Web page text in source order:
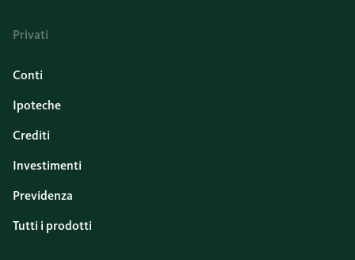
Privati
Conti
Ipoteche
Crediti
Investimenti
Previdenza
Tutti i prodotti